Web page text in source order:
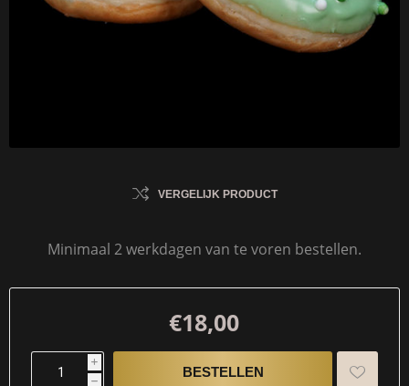
VERGELIJK PRODUCT
Minimaal 2 werkdagen van te voren bestellen.
€18,00
i
h